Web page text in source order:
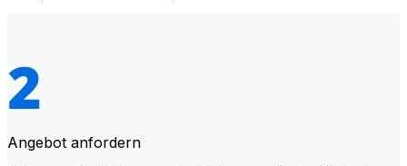
Angebot anfordern